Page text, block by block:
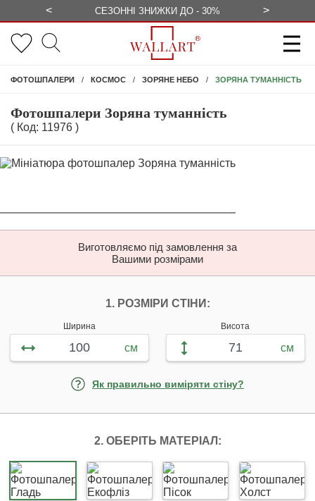
< СЕЗОННІ ЗНИЖКИ ДО - 30% >
ФОТОШПАЛЕРИ КОСМОС ЗОРЯНЕ НЕБО ЗОРЯНА ТУМАННІСТЬ
Фотошпалери Зоряна туманність
( Код: 11976 )
Виготовляємо під замовлення за
Вашими розмірами
1. РОЗМІРИ СТІНИ:
Ширина
см
Висота
см
Як правильно виміряти стіну?
2. ОБЕРІТЬ МАТЕРІАЛ: